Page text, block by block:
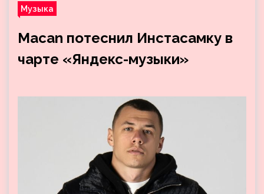
Музыка
Macan потеснил Инстасамку в
чарте «Яндекс-музыки»